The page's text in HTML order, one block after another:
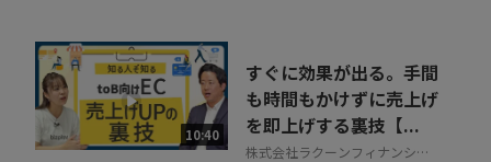
10:40
すぐに効果が出る。手間
も時間もかけずに売上げ
を即上げする裏技【...
株式会社ラクーンフィナンシャ